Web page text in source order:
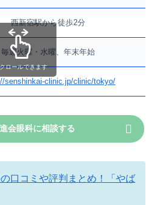
西新宿駅から徒歩2分
毎週火曜・水曜、年末年始
senshinkai-clinic.jp/clinic/tokyo/
ロールできます
会眼科に相談する
口コミや評判まとめ！「やば